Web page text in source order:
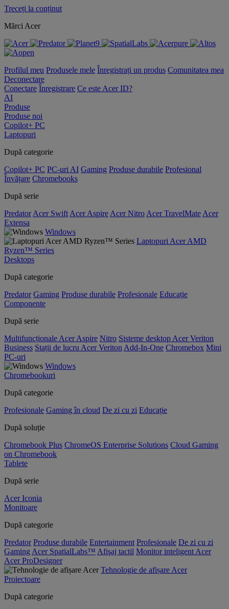
Treceți la conținut
Mărci Acer
Profilul meu Produsele mele Înregistrați un produs Comunitatea mea
Deconectare
Conectare Înregistrare Ce este Acer ID?
AI
Produse
Produse noi
Copilot+ PC
Laptopuri
După categorie
Copilot+ PC PC-uri AI Gaming Produse durabile Profesional
Învățare Chromebooks
După serie
Predator Acer Swift Acer Aspire Acer Nitro Acer TravelMate Acer
Extensa
Windows
Laptopuri Acer AMD
Ryzen™ Series
Desktops
După categorie
Predator Gaming Produse durabile Profesionale Educație
Componente
După serie
Multifuncționale Acer Aspire Nitro Sisteme desktop Acer Veriton
Business Stații de lucru Acer Veriton Add-In-One Chromebox Mini
PC-uri
Windows
Chromebookuri
După categorie
Profesionale Gaming în cloud De zi cu zi Educație
După soluție
Chromebook Plus ChromeOS Enterprise Solutions Cloud Gaming
on Chromebook
Tablete
După serie
Acer Iconia
Monitoare
După categorie
Predator Produse durabile Entertainment Profesionale De zi cu zi
Gaming Acer SpatialLabs™ Afişaj tactil Monitor inteligent Acer
Acer ProDesigner
Tehnologie de afișare Acer
Proiectoare
După categorie